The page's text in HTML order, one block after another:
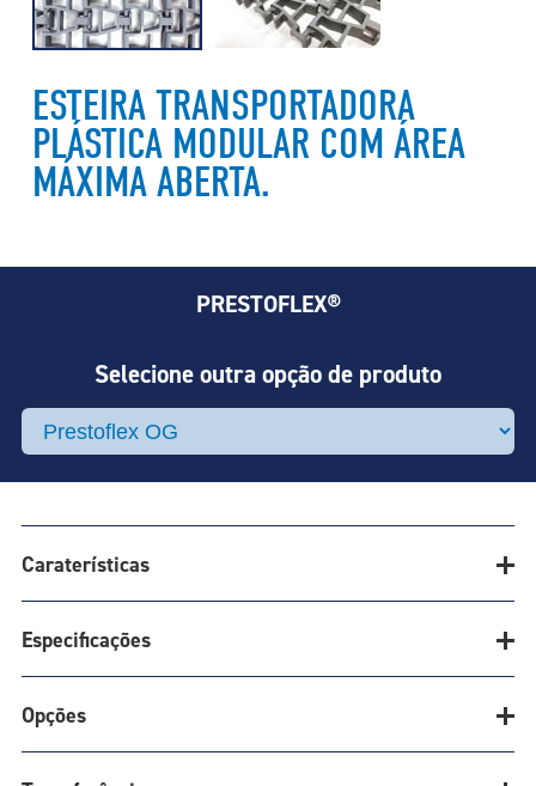
ESTEIRA TRANSPORTADORA
PLÁSTICA MODULAR COM ÁREA
MÁXIMA ABERTA.
PRESTOFLEX®
Selecione outra opção de produto
Caraterísticas
FÁCIL MONTAGEM E REPARO COM
CONSTRUÇÃO EXCLUSIVA SEM
Especificações
Opções